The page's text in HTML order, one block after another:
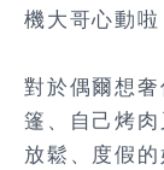
機大哥心動啦
對於偶爾想
篷、自己烤
放鬆、度假